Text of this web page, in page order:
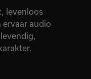
levenloos
ervaar audio